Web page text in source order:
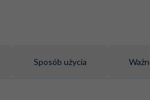
Sposób użycia